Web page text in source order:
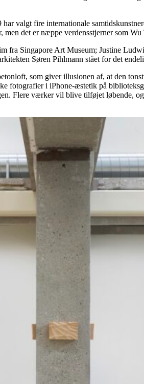
valgt fire internationale
det er næppe verdensstjerner som
fra Singapore Art Museum; Justine
Søren Pihlmann stået for det
som giver illusionen af, at den
fotografier i iPhone-æstetik på
Flere værker vil blive tilføjet løbende,